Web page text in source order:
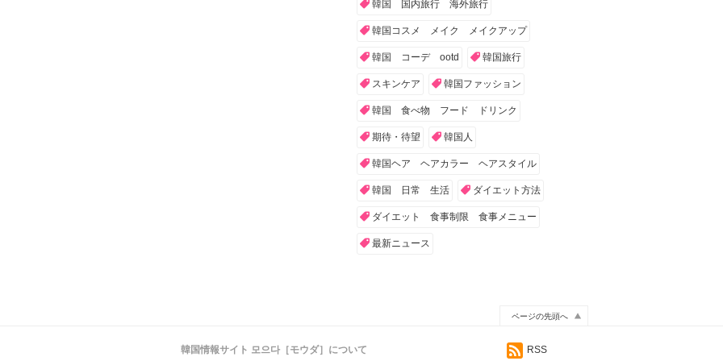
韓国 国内旅行 海外旅行
韓国コスメ メイク メイクアップ
韓国 コーデ ootd 韓国旅行
スキンケア 韓国ファッション
韓国 食べ物 フード ドリンク
期待・待望 韓国人
韓国ヘア ヘアカラー ヘアスタイル
韓国 日常 生活 ダイエット方法
ダイエット 食事制限 食事メニュー
最新ニュース
ページの先頭へ
韓国情報サイト 모으다［モウダ］について RSS